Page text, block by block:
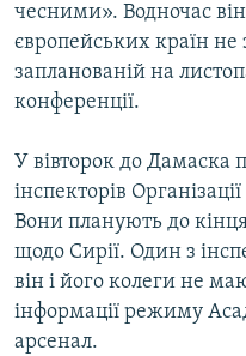
чесними». Водночас
європейських країн не
запланованій на
конференції.
У вівторок до Дамаска
інспекторів
Вони планують до
щодо Сирії. Один з
він і його колеги не
інформації режиму
арсенал.